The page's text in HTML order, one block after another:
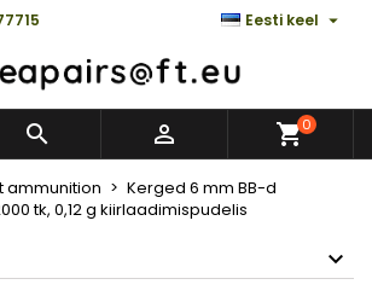
Eesti keel 
  0
ammunition
Kerged 6 mm BB-d
tk, 0,12 g kiirlaadimispudelis